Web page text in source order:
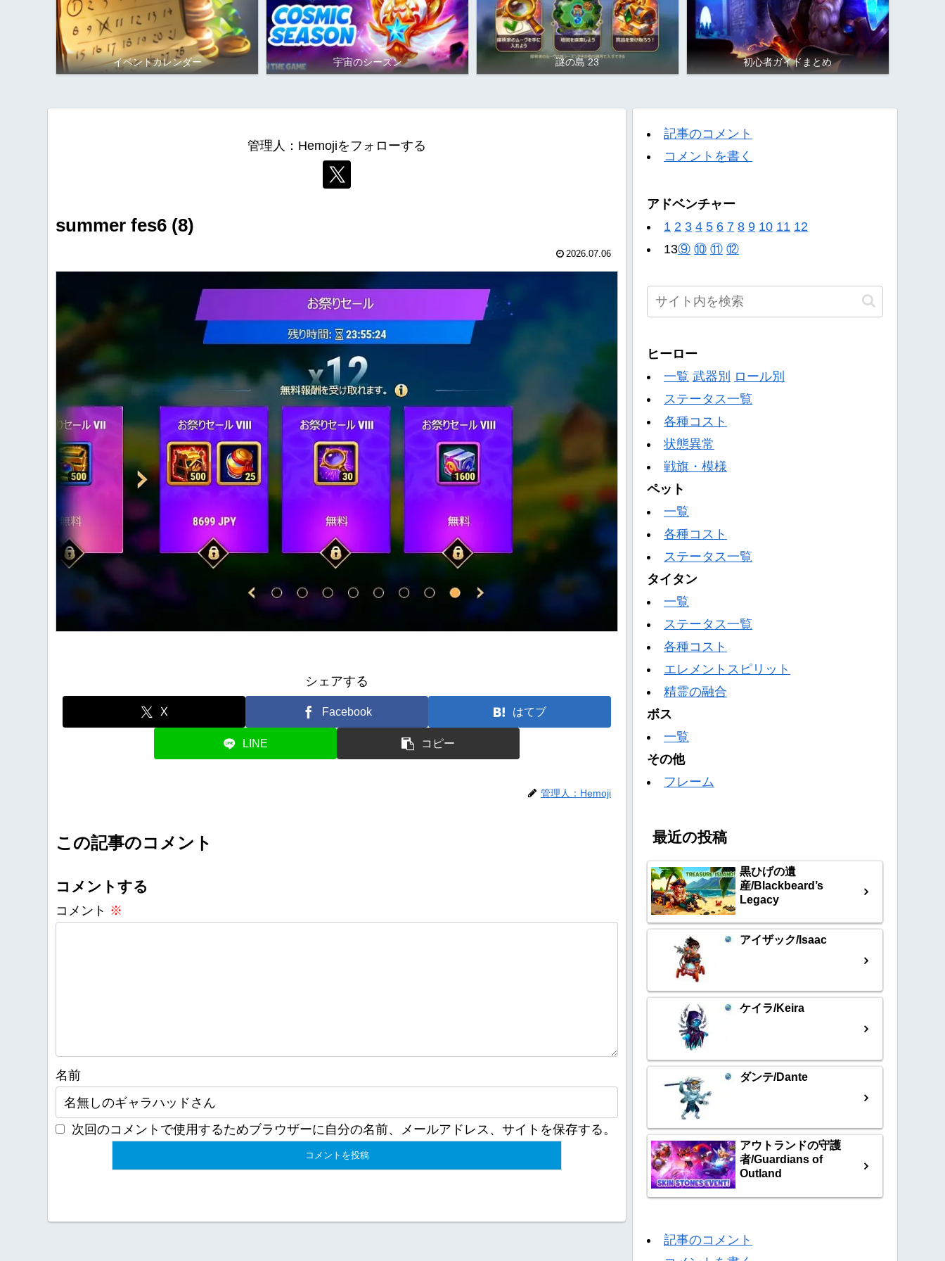
イベントカレンダー 宇宙のシーズン 謎の島 23 初心者ガイドまとめ
管理人：Hemojiをフォローする
summer fes6 (8)
2026.07.06
シェアする
X Facebook はてブ
LINE コピー
管理人：Hemoji
この記事のコメント
コメントする
コメント ※
名前
次回のコメントで使用するためブラウザーに自分の名前、メールアドレス、サイトを保存する。
記事のコメント
コメントを書く
アドベンチャー
1 2 3 4 5 6 7 8 9 10 11 12
13⑨ ⑩ ⑪ ⑫
ヒーロー
一覧 武器別 ロール別
ステータス一覧
各種コスト
状態異常
戦旗・模様
ペット
一覧
各種コスト
ステータス一覧
タイタン
一覧
ステータス一覧
各種コスト
エレメントスピリット
精霊の融合
ボス
一覧
その他
フレーム
最近の投稿
黒ひげの遺
産/Blackbeard’s
Legacy
アイザック/Isaac
ケイラ/Keira
ダンテ/Dante
アウトランドの守護
者/Guardians of
Outland
記事のコメント